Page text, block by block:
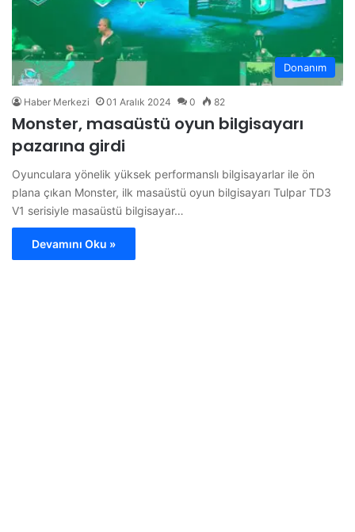
Donanım
Haber Merkezi 01 Aralık 2024 0 82
Monster, masaüstü oyun bilgisayarı
pazarına girdi
Oyunculara yönelik yüksek performanslı bilgisayarlar ile ön
plana çıkan Monster, ilk masaüstü oyun bilgisayarı Tulpar TD3
V1 serisiyle masaüstü bilgisayar…
Devamını Oku »